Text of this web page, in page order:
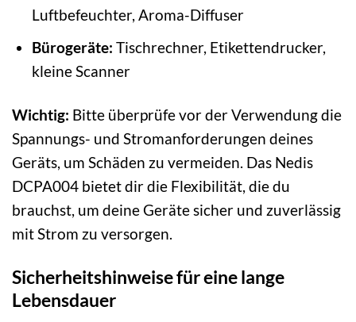
Luftbefeuchter, Aroma-Diffuser
Bürogeräte: Tischrechner, Etikettendrucker,
kleine Scanner
Wichtig: Bitte überprüfe vor der Verwendung die
Spannungs- und Stromanforderungen deines
Geräts, um Schäden zu vermeiden. Das Nedis
DCPA004 bietet dir die Flexibilität, die du
brauchst, um deine Geräte sicher und zuverlässig
mit Strom zu versorgen.
Sicherheitshinweise für eine lange
Lebensdauer